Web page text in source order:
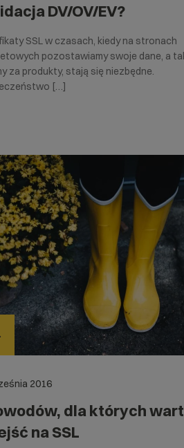
DV/OV/EV?
SSL w czasach, kiedy na stronach
pozostawiamy swoje dane, a
za produkty, stają się niezbędne.
[…]
2016
dla których
na SSL